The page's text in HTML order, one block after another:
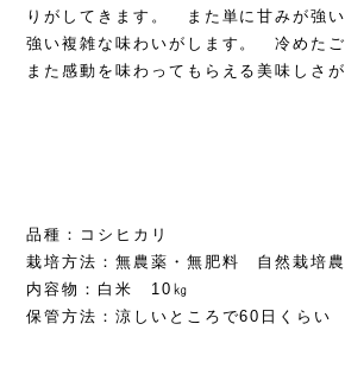
りがしてきます。 また単に甘みが強
強い複雑な味わいがします。 冷めた
また感動を味わってもらえる美味しさが
品種：コシヒカリ
栽培方法：無農薬・無肥料 自然栽培
内容物：白米 10㎏
保管方法：涼しいところで60日くらい